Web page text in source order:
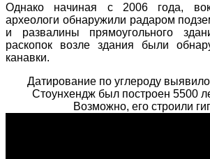
Однако начиная с 2006 года,
археологи обнаружили радаром
и развалины прямоугольного
раскопок возле здания были
канавки.
Датирование по углероду
Стоунхендж был построен 5500
Возможно, его строили